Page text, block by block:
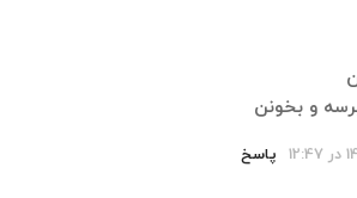
و بخونن
پاسخ